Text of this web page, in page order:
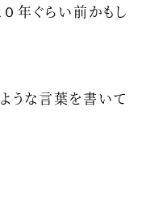
０年ぐらい前かもし
うな言葉を書いて